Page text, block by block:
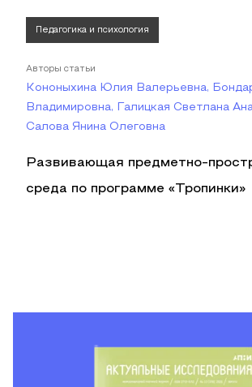
Педагогика и психология
Авторы статьи
Кононыхина Юлия Валерьевна,
Владимировна, Галицкая Светлана
Салова Янина Олеговна
Развивающая предметно-
среда по программе «Тропинки»